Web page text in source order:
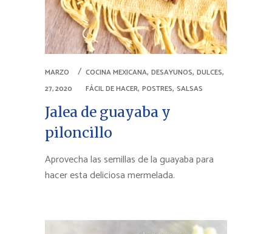
MARZO
27, 2020
COCINA MEXICANA,DESAYUNOS,DULCES,
FÁCIL DE HACER,POSTRES,SALSAS
Jalea de guayaba y
piloncillo
Aprovecha las semillas de la guayaba para
hacer esta deliciosa mermelada.